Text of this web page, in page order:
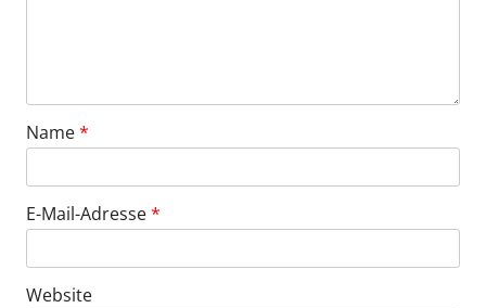
Name*
E-Mail-Adresse*
Website